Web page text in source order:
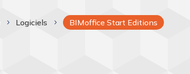
5 Logiciels 5 BIMoffice Start Editions